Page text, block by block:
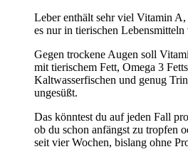
Leber enthält sehr viel Vitamin
es nur in tierischen
Gegen trockene Augen soll
mit tierischem Fett, Omega 3
Kaltwasserfischen und genug
ungesüßt.
Das könntest du auf jeden Fall
ob du schon anfängst zu tropfen
seit vier Wochen, bislang ohne